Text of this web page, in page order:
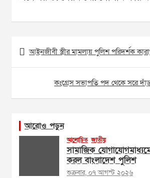
Post
navigation
আইনজীবী স্ত্রীর মামলায় পুলিশ পরিদর্শক
কংগ্রেস সভাপতি পদ থেকে সরে
আরোও পড়ুন
আলোচিত জাতীয়
সামাজিক
করল বাংলাদেশ পুলিশ
শুক্রবার, ০৭ আগস্ট ২০২৬